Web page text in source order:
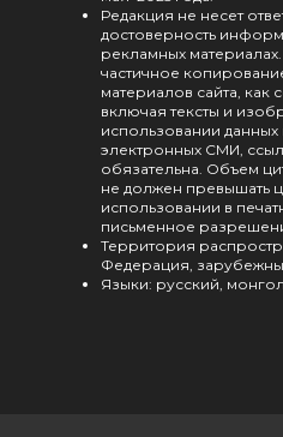
Редакция не несет
достоверность
рекламных
частичное
материалов сайта, как
включая тексты и
использовании данных
электронных СМИ,
обязательна. Объем
не должен превышать
использовании в
письменное
Территория
Федерация,
Языки: русский,